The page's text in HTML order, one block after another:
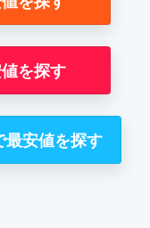
を探す
最安値を探す